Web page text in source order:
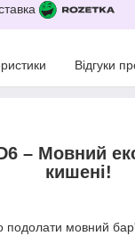
Відгуки
– Мовний
кишені!
подолати мовний